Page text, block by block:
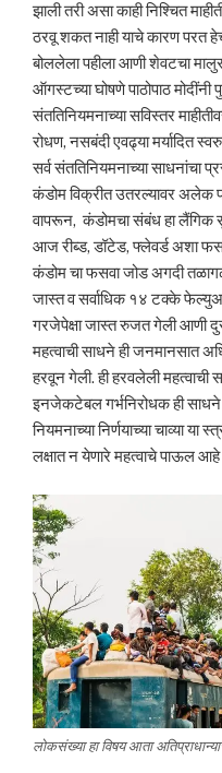
झाली तरी असा काही निश्चित
ठरवू शकत नाही याचे कारण परत
बोललेला पहीला आणी शेवटचा
ऑगस्टच्या घोषणे पाठोपाठ मोदींनी
संततिनियमनाच्या सविस्तर
रोधण, नसबंदी एवढ्या मर्यादित
सर्व संततिनियमनाच्या साधनांचा
कंडोम विक्रीत उतरल्यावर
वापरून, कंडोमचा संबंध हा लैंगिक
आज रीब्ड, डॉटेड, फ्लेवर्ड अशा
कंडोम चा फसवा जोड अगदी
जास्त व सर्वाधिक १४ टक्के
गरजेपेक्षा जास्त रुजत गेली आणी
महत्वाची साधने ही जनमानसात
हरवून गेली. ही हरवलेली महत्वाची
इनजेकटेबल गर्भनिरोधक ही
नियमनाच्या निर्णयाच्या चाव्या
लक्षात न येणारे महत्वाचे पाऊल आहे
लोकसंख्या हा विषय आता